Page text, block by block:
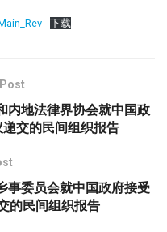
下载
内地法律界协会就中国政
交的民间组织报告
事委员会就中国政府接受
的民间组织报告